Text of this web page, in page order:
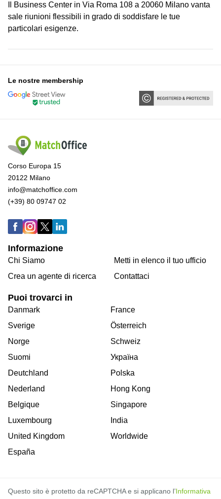
Il Business Center in Via Roma 108 a 20060 Milano vanta
sale riunioni flessibili in grado di soddisfare le tue
particolari esigenze.
Le nostre membership
Corso Europa 15
20122 Milano
info@matchoffice.com
(+39) 80 09747 02
Informazione
Chi Siamo
Crea un agente di ricerca
Metti in elenco il tuo ufficio
Contattaci
Puoi trovarci in
Danmark
Sverige
Norge
Suomi
Deutchland
Nederland
Belgique
Luxembourg
United Kingdom
España
France
Österreich
Schweiz
Україна
Polska
Hong Kong
Singapore
India
Worldwide
Questo sito è protetto da reCAPTCHA e si applicano l’Informativa